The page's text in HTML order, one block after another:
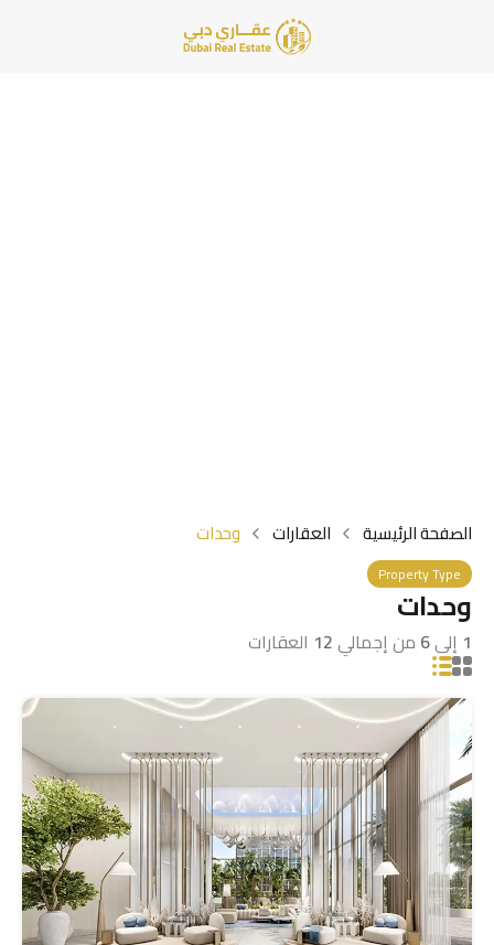
الصفحة الرئيسية العقارات وحدات
Property Type
وحدات
1 إلى6 من إجمالي12 العقارات